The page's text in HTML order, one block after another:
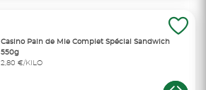
Casino Pain de Mie Complet Spécial Sandwich
550g
2,80 €/KILO